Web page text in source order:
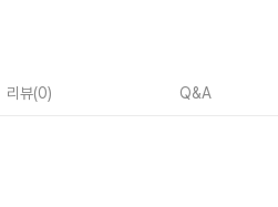
리뷰(0) Q&A